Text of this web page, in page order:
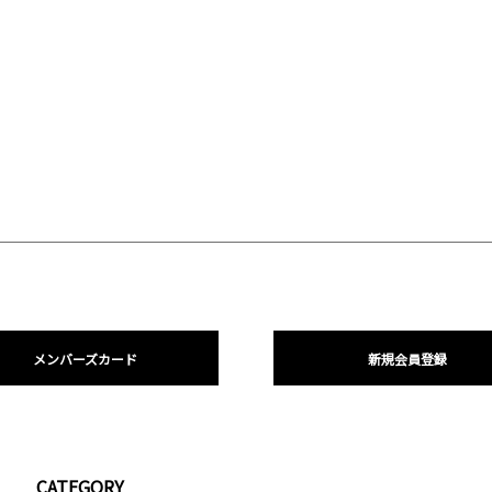
メンバーズカード 新規会員登録
CATEGORY